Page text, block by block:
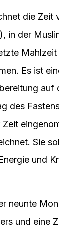
die Zeit
in der
Mahlzeit
Es ist
auf
des
Sie
und
neunte
und eine